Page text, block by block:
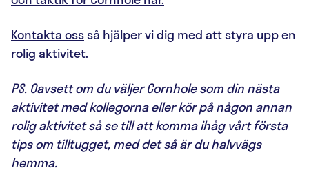
Kontakta ossså hjälper vi dig med att styra upp en
rolig aktivitet.
PS. Oavsett om du väljer Cornhole som din nästa
aktivitet med kollegorna eller kör på någon annan
rolig aktivitet så se till att komma ihåg vårt första
tips om tilltugget, med det så är du halvvägs
hemma.